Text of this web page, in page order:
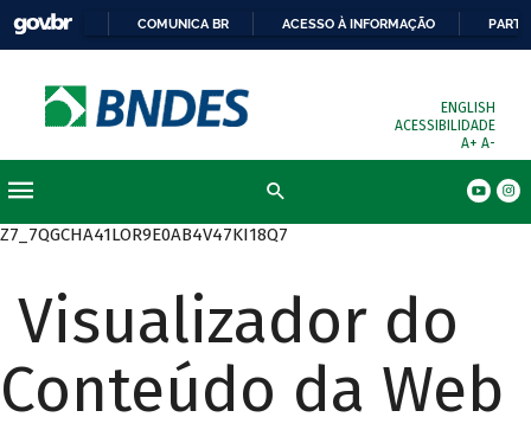
COMUNICA BR ACESSO À INFORMAÇÃO
ENGLISH
ACESSIBILIDADE
A+ A-
Z7_7QGCHA41LOR9E0AB4V47KI18Q7
Visualizador do
Conteúdo da Web